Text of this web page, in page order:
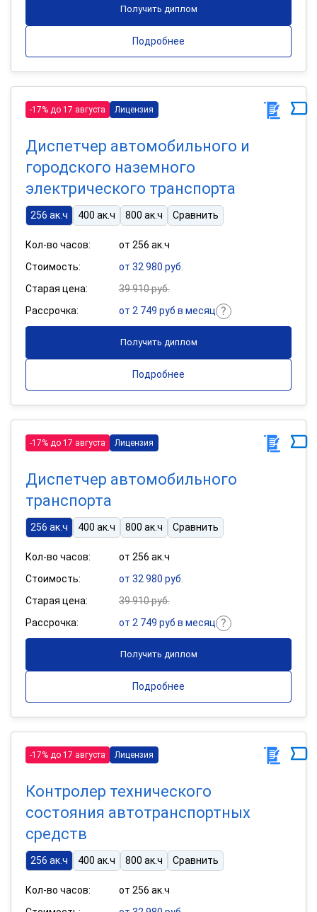
Получить диплом
Подробнее
-17% до 17 августа Лицензия
Диспетчер автомобильного и
городского наземного
электрического транспорта
256 ак.ч 400 ак.ч 800 ак.ч Сравнить
Кол-во часов:
от 256 ак.ч
Стоимость:
от 32 980 руб.
Старая цена:
39 910 руб.
Рассрочка:
от 2 749 руб в месяц
Получить диплом
Подробнее
-17% до 17 августа Лицензия
Диспетчер автомобильного
транспорта
256 ак.ч 400 ак.ч 800 ак.ч Сравнить
Кол-во часов:
от 256 ак.ч
Стоимость:
от 32 980 руб.
Старая цена:
39 910 руб.
Рассрочка:
от 2 749 руб в месяц
Получить диплом
Подробнее
-17% до 17 августа Лицензия
Контролер технического
состояния автотранспортных
средств
256 ак.ч 400 ак.ч 800 ак.ч Сравнить
Кол-во часов:
от 256 ак.ч